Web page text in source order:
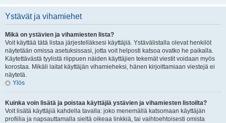
Ystävät ja vihamiehet
Mikä on ystävien ja vihamiesten lista?
Voit käyttää tätä listaa järjestelläksesi käyttäjiä. Ystävälistalla olevat henkilöt
näytetään omissa asetuksissasi, jotta voit helposti katsoa ovatko he paikalla.
Käytettävästä tyylistä riippuen näiden käyttäjien tekemät viestit voidaan myös
korostaa. Mikäli laitat käyttäjän vihamieheksi, hänen kirjoittamiaan viestejä ei
näytetä.
Ylös
Kuinka voin lisätä ja poistaa käyttäjiä ystävien ja vihamiesten listoilta?
Voit lisätä käyttäjiä kahdella tavalla: joko menemällä katsomaan käyttäjän
profiilia ja napsauttamalla sieltä oikeaa linkkiä, tai vaihtoehtoisesti omista